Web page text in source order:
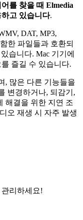
를 찾을 때 Elmedia
고 있습니다.
DAT, MP3,
한 파일들과 호환되
습니다. Mac 기기에
즐길 수 있습니다.
, 많은 다른 기능들을
변경하거나, 되감기,
해결을 위한 지연 조
오 재생 시 자주 발생
리하세요!